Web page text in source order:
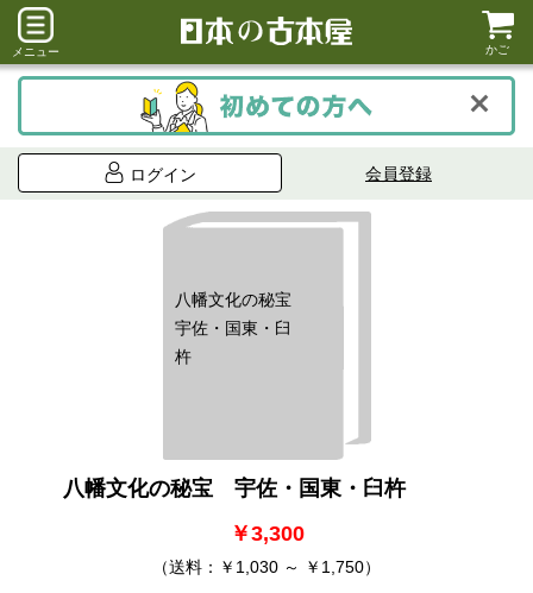
メニュー かご
ログイン 会員登録
八幡文化の秘宝
宇佐・国東・臼
杵
八幡文化の秘宝 宇佐・国東・臼杵
￥3,300
（送料：￥1,030 ～ ￥1,750）